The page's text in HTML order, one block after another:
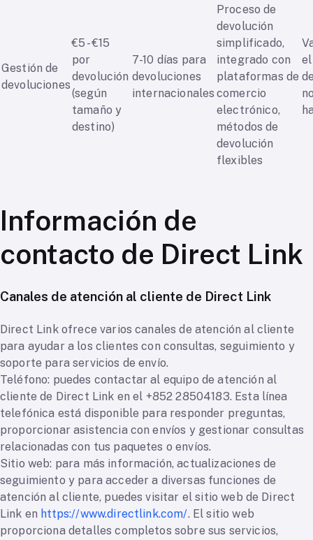
Gestión de
devoluciones
€5 - €15
por
devolución
(según
tamaño y
destino)
7-10 días para
devoluciones
internacionales
Proceso de
devolución
simplificado,
integrado con
plataformas de
comercio
electrónico,
métodos de
devolución
flexibles
Información de
contacto de Direct Link
Canales de atención al cliente de Direct Link
Direct Link ofrece varios canales de atención al cliente
para ayudar a los clientes con consultas, seguimiento y
soporte para servicios de envío.
Teléfono: puedes contactar al equipo de atención al
cliente de Direct Link en el +852 28504183. Esta línea
telefónica está disponible para responder preguntas,
proporcionar asistencia con envíos y gestionar consultas
relacionadas con tus paquetes o envíos.
Sitio web: para más información, actualizaciones de
seguimiento y para acceder a diversas funciones de
atención al cliente, puedes visitar el sitio web de Direct
Link en https://www.directlink.com/. El sitio web
proporciona detalles completos sobre sus servicios,